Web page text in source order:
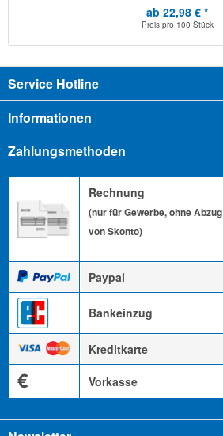
ab 22,98 € *
Preis pro 100 Stück
Service Hotline
Informationen
Zahlungsmethoden
Rechnung
(nur für Gewerbe, ohne Abzug
von Skonto)
Paypal
Bankeinzug
Kreditkarte
€ Vorkasse